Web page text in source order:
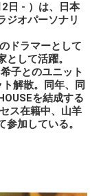
日 - ）は、日本
ジオパーソナリ
ドラマーとして
して活躍。
子とのユニット
解散。同年、同
を結成する
ス在籍中、山羊
加している。